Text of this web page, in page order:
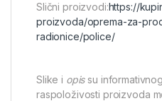
Slični proizvodi:https://
proizvoda/oprema-za-
radionice/police/
Slike i opissu
raspoloživosti proizvoda